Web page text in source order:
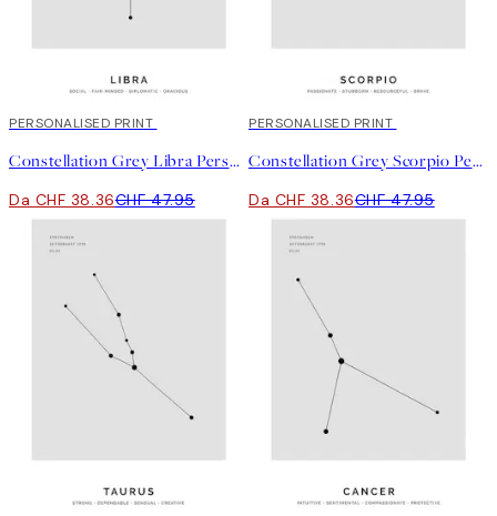
20%*
PERSONALISED PRINT
Constellation Grey Libra Personal Poster
Da CHF 38.36CHF 47.95
20%*
PERSONALISED PRINT
Constellation Grey Scorpio Personal Poster
Da CHF 38.36CHF 47.95